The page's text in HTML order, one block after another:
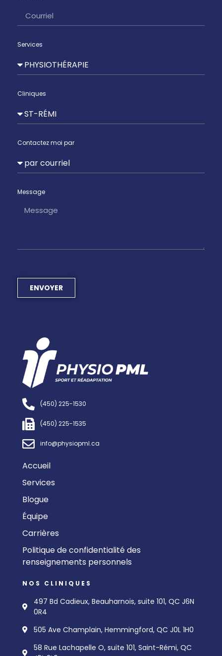
Services
Cliniques
Contactez moi par
Message
ENVOYER
(450) 225-1530
(450) 225-1535
info@physiopml.ca
Accueil
Services
Blogue
Équipe
Carrières
Politique de confidentialité des
renseignements personnels
NOS CLINIQUES
497 Bd Cadieux, Beauharnois, suite 101, QC J6N
0R4
505 Ave Champlain, Hemmingford, QC J0L 1H0
58 Rue Lachapelle O, suite 101, Saint-Rémi, QC